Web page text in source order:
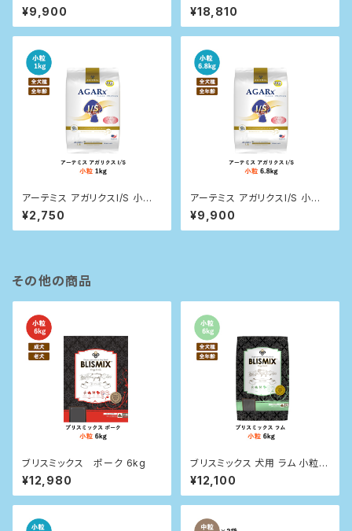
6.8kg
¥9,900
13.6kg
¥18,810
アーテミス アガリクスI/S 小粒 1
kg
¥2,750
アーテミス アガリクスI/S 小粒
6.8kg
¥9,900
その他の商品
ブリスミックス ポーク 6kg
¥12,980
ブリスミックス 犬用 ラム 小粒6.
8kg
¥12,100